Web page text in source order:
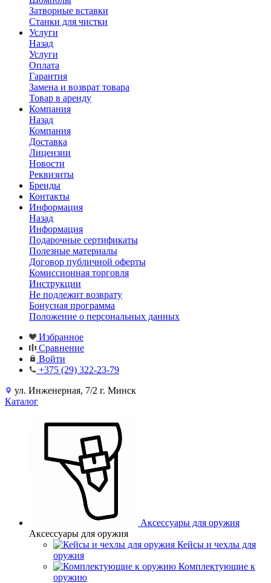
Затворные вставки
Станки для чистки
Услуги
Назад
Услуги
Оплата
Гарантия
Замена и возврат товара
Товар в аренду
Компания
Назад
Компания
Доставка
Лицензии
Новости
Реквизиты
Бренды
Контакты
Информация
Назад
Информация
Подарочные сертификаты
Полезные материалы
Договор публичной оферты
Комиссионная торговля
Инструкции
Не подлежит возврату
Бонусная программа
Положение о персональных данных
Избранное
Сравнение
Войти
+375 (29) 322-23-79
ул. Инженерная, 7/2 г. Минск
Каталог
Аксессуары для оружия
Аксессуары для оружия
Кейсы и чехлы для
оружия
Комплектующие к
оружию